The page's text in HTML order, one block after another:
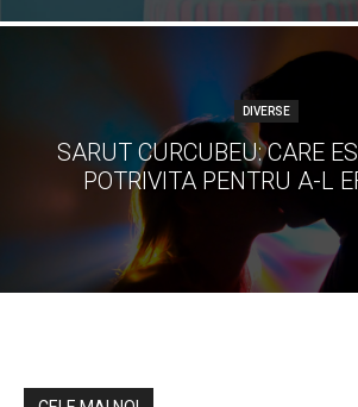
DIVERSE
SARUT CURCUBEU: CARE
POTRIVITA PENTRU A-L